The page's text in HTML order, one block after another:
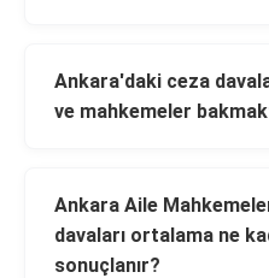
Ankara'daki ceza
ve mahkemeler
Ankara Aile
davaları ortalama ne
sonuçlanır?